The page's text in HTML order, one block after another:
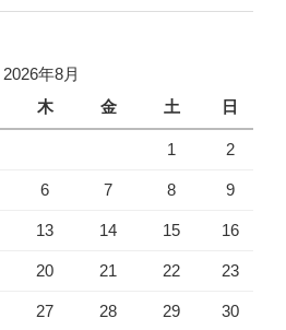
2026年8月
木 金 土 日
1 2
6 7 8 9
13 14 15 16
20 21 22 23
27 28 29 30